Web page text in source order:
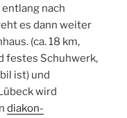
nach
es dann weiter
(ca. 18 km,
festes Schuhwerk,
ist) und
wird
diakon-